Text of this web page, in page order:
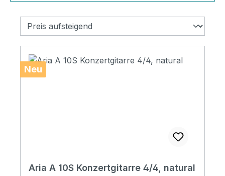
Neu
Aria A 10S Konzertgitarre 4/4, natural